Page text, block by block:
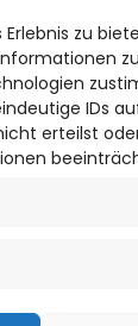
zu
IDs
erteilst